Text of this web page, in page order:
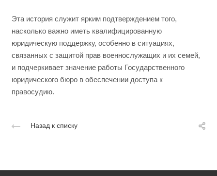
Эта история служит ярким подтверждением того,
насколько важно иметь квалифицированную
юридическую поддержку, особенно в ситуациях,
связанных с защитой прав военнослужащих и их семей,
и подчеркивает значение работы Государственного
юридического бюро в обеспечении доступа к
правосудию.
Назад к списку